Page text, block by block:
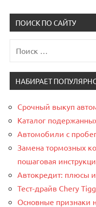
записей
ПОИСК ПО САЙТУ
для:
НАБИРАЕТ
Срочный выкуп
Каталог
Автомобили с
Замена тормозных
пошаговая
Автокредит: плюсы
Тест-драйв Chery
Основные признаки